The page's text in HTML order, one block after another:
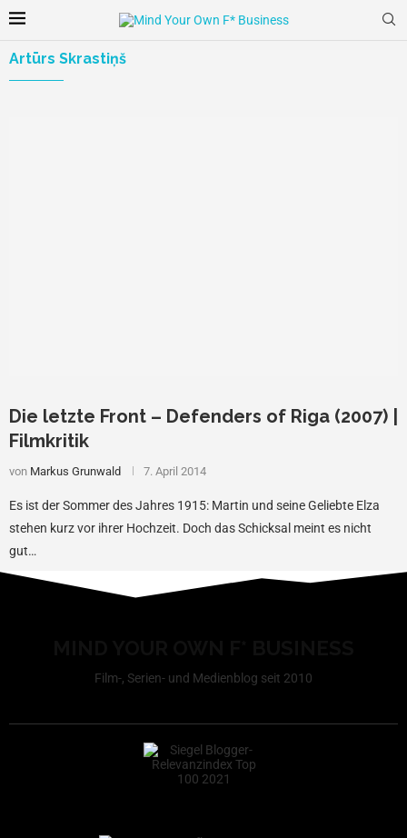
Artūrs Skrastiņš
Die letzte Front – Defenders of Riga (2007) |
Filmkritik
von Markus Grunwald 7. April 2014
Es ist der Sommer des Jahres 1915: Martin und seine Geliebte Elza
stehen kurz vor ihrer Hochzeit. Doch das Schicksal meint es nicht
gut…
Film-, Serien- und Medienblog seit 2010